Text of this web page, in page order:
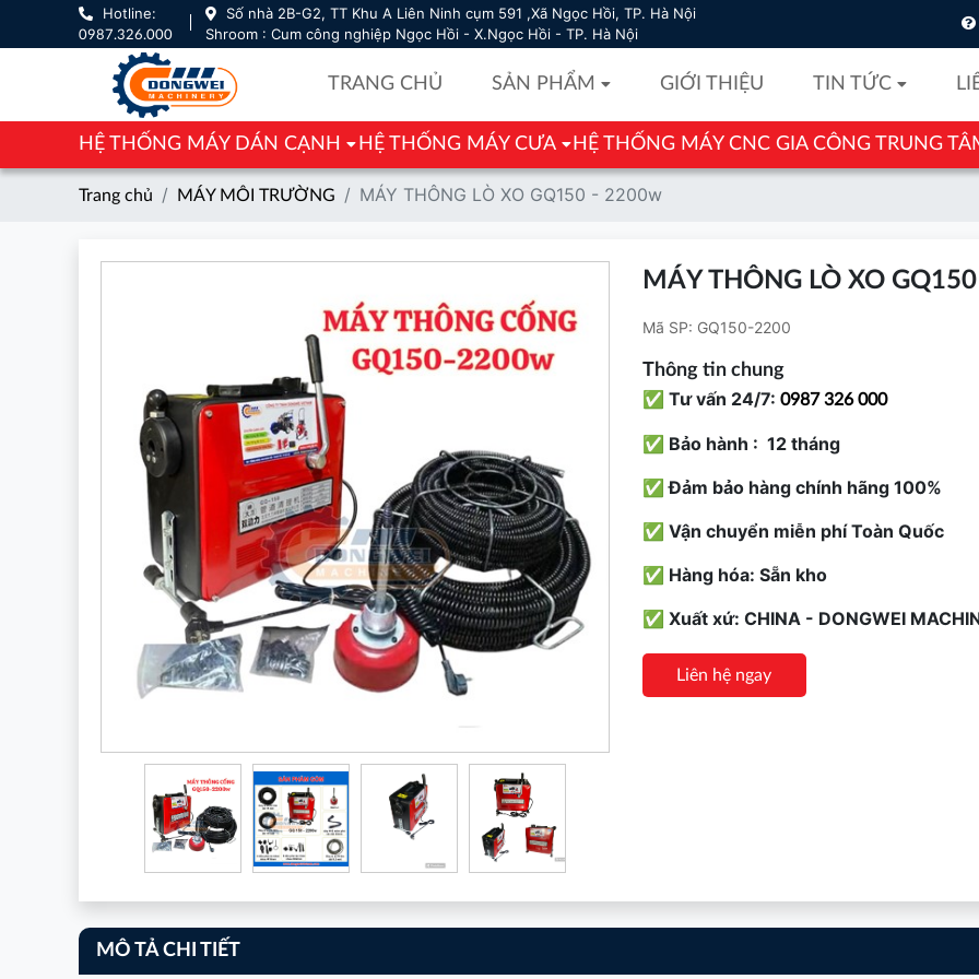
Hotline:
0987.326.000
Số nhà 2B-G2, TT Khu A Liên Ninh cụm 591 ,Xã Ngọc Hồi, TP. Hà Nội
Shroom : Cum công nghiệp Ngọc Hồi - X.Ngọc Hồi - TP. Hà Nội
TRANG CHỦ SẢN PHẨM GIỚI THIỆU TIN TỨC
HỆ THỐNG MÁY DÁN CẠNH HỆ THỐNG MÁY CƯA HỆ THỐNG MÁY CNC GIA CÔNG TRUNG
Trang chủ MÁY MÔI TRƯỜNG MÁY THÔNG LÒ XO GQ150 - 2200w
MÁY THÔNG LÒ XO
Mã SP: GQ150-2200
Thông tin chung
✅ Tư vấn 24/7: 0987 326 000
✅ Bảo hành : 12 tháng
✅ Đảm bảo hàng chính hãng 100%
✅ Vận chuyển miễn phí Toàn Quốc
✅ Hàng hóa: Sẵn kho
✅ Xuất xứ: CHINA - DONGWEI
Liên hệ ngay
MÔ TẢ CHI TIẾT